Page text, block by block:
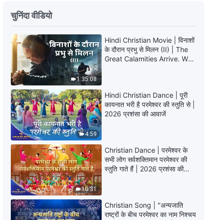
3:36
6:30
Hindi Christian Song | परमेश्वर इंसान
की जरूरत के कारण काम करने के लिए देह
बना
5:50
Hindi Christian Song | अंत के दिनों
में, देहधारी परमेश्‍वर मनुष्य को मुख्य रूप से
वचनों से पूर्ण बनाता है
4:31
Hindi Christian Song | जब मनुष्य
अनंत मंजिल में प्रवेश करेगा
चुनिंदा वीडियो
1:35:08
Hindi Christian Movie | विनाशों
के दौरान प्रभु से मिलन (II) | The
Great Calamities Arrive. Who
4:59
Hindi Christian Dance | पूरी
कायनात भरी है परमेश्वर की स्तुति से |
2026 प्रशंसा की आवाजें
10:31
Christian Dance | परमेश्वर के
सभी लोग सर्वशक्तिमान परमेश्वर की
स्तुति गाते हैं | 2026 प्रशंसा की
Christian Song | "अन्यजाति
राष्ट्रों के बीच परमेश्वर का नाम निश्चय